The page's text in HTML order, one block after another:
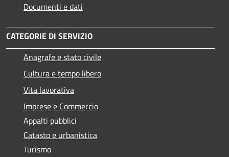
Documenti e dati
CATEGORIE DI SERVIZIO
Anagrafe e stato civile
Cultura e tempo libero
Vita lavorativa
Imprese e Commercio
Appalti pubblici
Catasto e urbanistica
Turismo